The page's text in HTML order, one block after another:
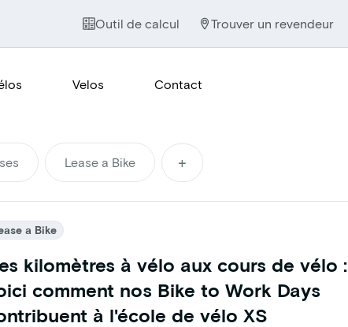
Outil de calcul Trouver un revendeur
Velos Contact
Lease a Bike +
a Bike
kilomètres à vélo aux cours de vélo :
comment nos Bike to Work Days
à l'école de vélo XS